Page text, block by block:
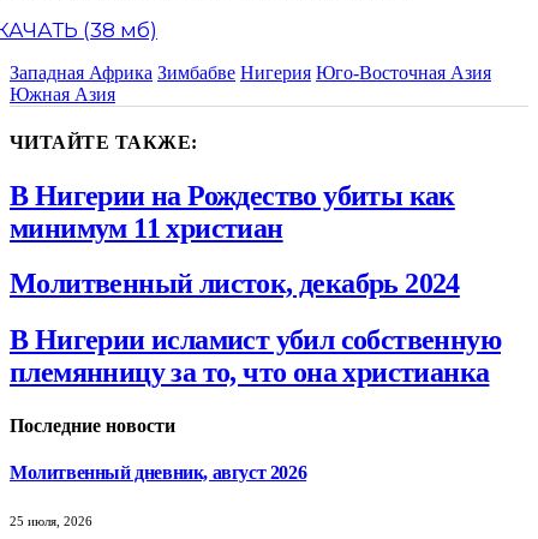
(38 мб)
Западная Африка Зимбабве Нигерия Юго-Восточная Азия
Южная Азия
ЧИТАЙТЕ ТАКЖЕ:
В Нигерии на Рождество убиты как
минимум 11 христиан
Молитвенный листок, декабрь 2024
В Нигерии исламист убил собственную
племянницу за то, что она христианка
Последние новости
Молитвенный дневник, август 2026
25 июля, 2026